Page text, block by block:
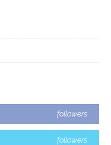
followers
followers